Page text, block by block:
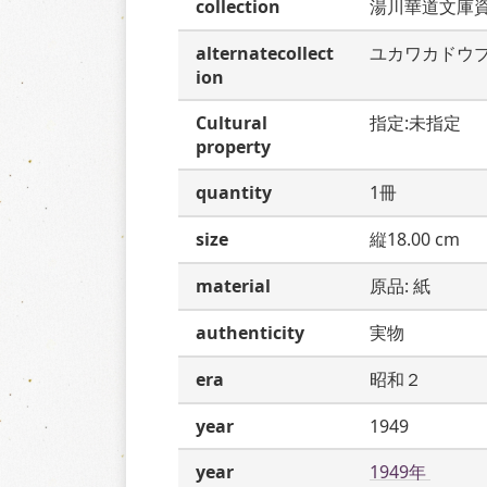
collection
湯川華道文庫
alternatecollect
ion
ユカワカドウ
Cultural
property
指定:未指定
quantity
1冊
size
縦18.00 cm
material
原品: 紙
authenticity
実物
era
昭和２
year
1949
year
1949年